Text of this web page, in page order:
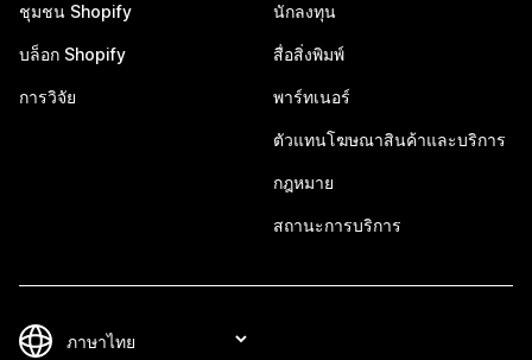
ชุมชน Shopify
บล็อก Shopify
การวิจัย
นักลงทุน
สื่อสิ่งพิมพ์
พาร์ทเนอร์
ตัวแทนโฆษณาสินค้าและบริการ
กฎหมาย
สถานะการบริการ